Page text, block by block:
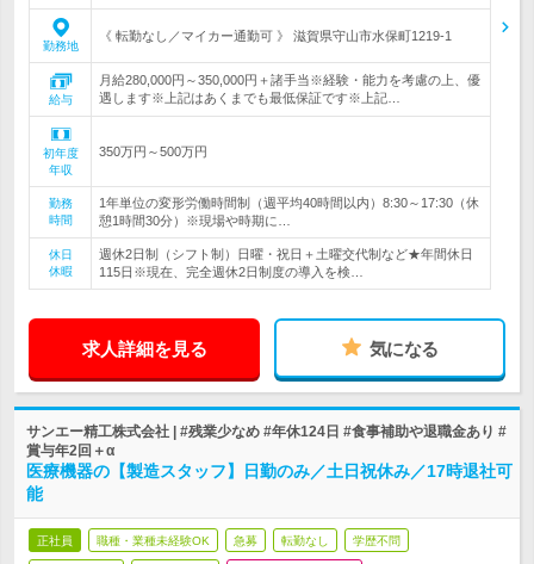
勤務地
《 転勤なし／マイカー通勤可 》 滋賀県守山市水保町1219-1
給与
月給280,000円～350,000円＋諸手当※経験・能力を考慮の上、優
遇します※上記はあくまでも最低保証です※上記…
初年度
年収
350万円～500万円
勤務
時間
1年単位の変形労働時間制（週平均40時間以内）8:30～17:30（休
憩1時間30分）※現場や時期に…
休日
休暇
週休2日制（シフト制）日曜・祝日＋土曜交代制など★年間休日
115日※現在、完全週休2日制度の導入を検…
求人詳細を見る 気になる
サンエー精工株式会社 | #残業少なめ #年休124日 #食事補助や退職金あり #
賞与年2回＋α
医療機器の【製造スタッフ】日勤のみ／土日祝休み／17時退社可
能
正社員 職種・業種未経験OK 急募 転勤なし 学歴不問